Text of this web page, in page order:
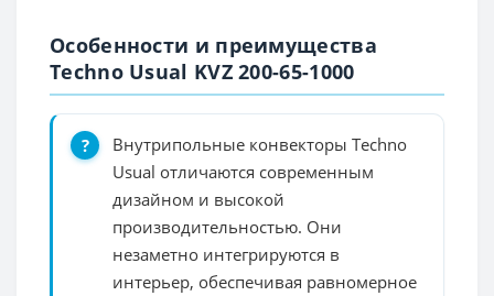
Особенности и преимущества
Techno Usual KVZ 200-65-1000
Внутрипольные конвекторы Techno
Usual отличаются современным
дизайном и высокой
производительностью. Они
незаметно интегрируются в
интерьер, обеспечивая равномерное